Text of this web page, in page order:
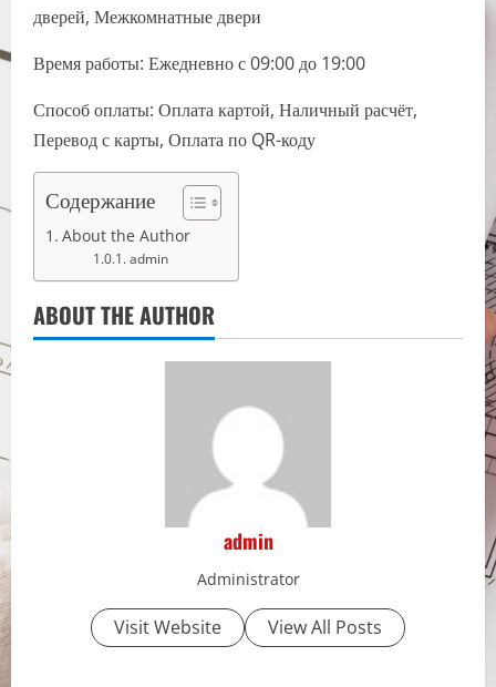
дверей, Межкомнатные двери
Время работы: Ежедневно с 09:00 до 19:00
Способ оплаты: Оплата картой, Наличный расчёт,
Перевод с карты, Оплата по QR-коду
Содержание
About the Author
admin
ABOUT THE AUTHOR
admin
Administrator
Visit Website View All Posts